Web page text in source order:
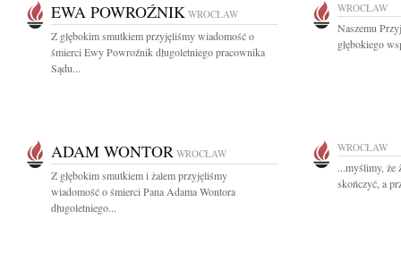
EWA POWROŹNIK WROCŁAW
Z głębokim smutkiem przyjęliśmy wiadomość o
śmierci Ewy Powroźnik długoletniego pracownika
Sądu...
WROCŁAW
Naszemu
głębokiego
ADAM WONTOR WROCŁAW
Z głębokim smutkiem i żalem przyjęliśmy
wiadomość o śmierci Pana Adama Wontora
długoletniego...
WROCŁAW
...myślimy, że
skończyć, a